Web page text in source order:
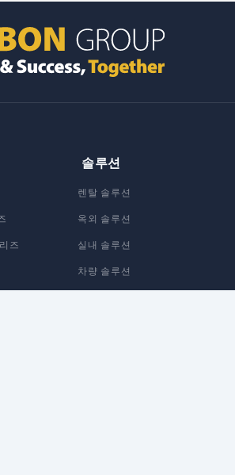
즈
솔루션
렌탈 솔루션
옥외 솔루션
실내 솔루션
차량 솔루션